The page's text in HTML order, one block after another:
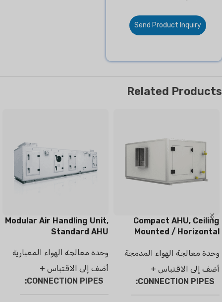
Send Product Inquiry
Related Products
Compact AHU, Ceiling
Mounted / Horizontal
وحدة معالجة الهواء المدمجة
أضف إلى الاقتباس +
CONNECTION PIPES
Modular Air Handling Unit,
Standard AHU
وحدة معالجة الهواء المعيارية
أضف إلى الاقتباس +
CONNECTION PIPES